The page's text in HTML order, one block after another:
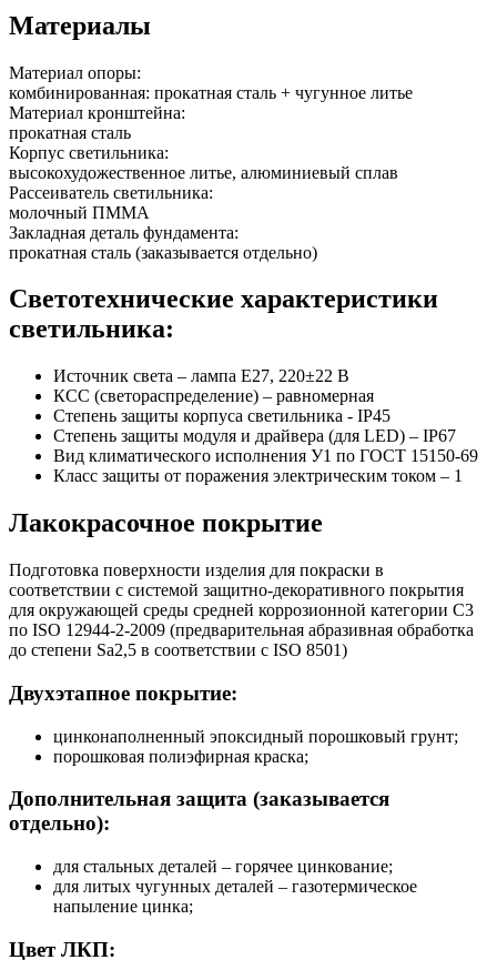
Материалы
Материал опоры:
комбинированная: прокатная сталь + чугунное литье
Материал кронштейна:
прокатная сталь
Корпус светильника:
высокохудожественное литье, алюминиевый сплав
Рассеиватель светильника:
молочный ПММА
Закладная деталь фундамента:
прокатная сталь (заказывается отдельно)
Светотехнические характеристики
светильника:
Источник света – лампа E27, 220±22 В
КСС (светораспределение) – равномерная
Степень защиты корпуса светильника - IP45
Степень защиты модуля и драйвера (для LED) – IP67
Вид климатического исполнения У1 по ГОСТ 15150-69
Класс защиты от поражения электрическим током – 1
Лакокрасочное покрытие
Подготовка поверхности изделия для покраски в
соответствии с системой защитно-декоративного покрытия
для окружающей среды средней коррозионной категории C3
по ISO 12944-2-2009 (предварительная абразивная обработка
до степени Sa2,5 в соответствии с ISO 8501)
Двухэтапное покрытие:
цинконаполненный эпоксидный порошковый грунт;
порошковая полиэфирная краска;
Дополнительная защита (заказывается
отдельно):
для стальных деталей – горячее цинкование;
для литых чугунных деталей – газотермическое
напыление цинка;
Цвет ЛКП: